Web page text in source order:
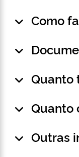
Como
Quanto
Quanto
Outras